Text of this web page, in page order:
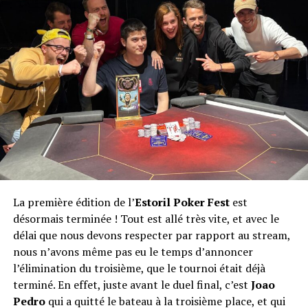
également avec 165.000 MAD, tandis que le Lituanien
Erikas Laugzemys complète le podium et remporte
125.000 MAD.
Crédit photo : Winamax – Gema Cristobal / Caroline
Darcourt
La première édition de l’Estoril Poker Festest
désormais terminée ! Tout est allé très vite, et avec le
délai que nous devons respecter par rapport au stream,
nous n’avons même pas eu le temps d’annoncer
l’élimination du troisième, que le tournoi était déjà
terminé. En effet, juste avant le duel final, c’est Joao
Pedroqui a quitté le bateau à la troisième place, et qui